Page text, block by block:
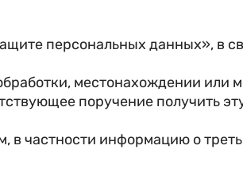
персональных данных», в
местонахождении или
поручение получить
в частности информацию о